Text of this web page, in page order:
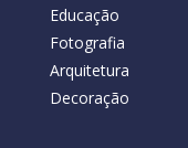
Educação
Fotografia
Arquitetura
Decoração